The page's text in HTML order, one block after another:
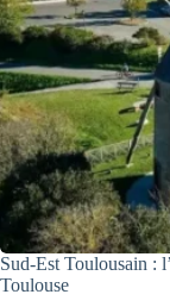
Sud-Est Toulousain :
Toulouse